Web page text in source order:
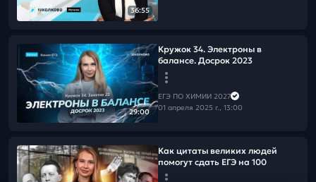
36:55
29:00
Кружок 34. Электроны в
балансе. Досрок 2023
ЕГЭ ПО ХИМИИ 2027
01 апреля 2025 г., 13:00
Как цитаты великих людей
помогут сдать ЕГЭ на 100